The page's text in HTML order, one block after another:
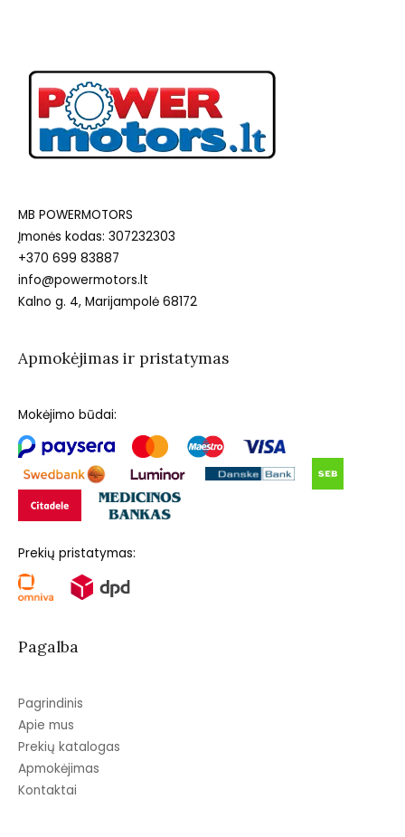
MB POWERMOTORS
Įmonės kodas: 307232303
+370 699 83887
info@powermotors.lt
Kalno g. 4, Marijampolė 68172
Apmokėjimas ir pristatymas
Mokėjimo būdai:
Prekių pristatymas:
Pagalba
Pagrindinis
Apie mus
Prekių katalogas
Apmokėjimas
Kontaktai